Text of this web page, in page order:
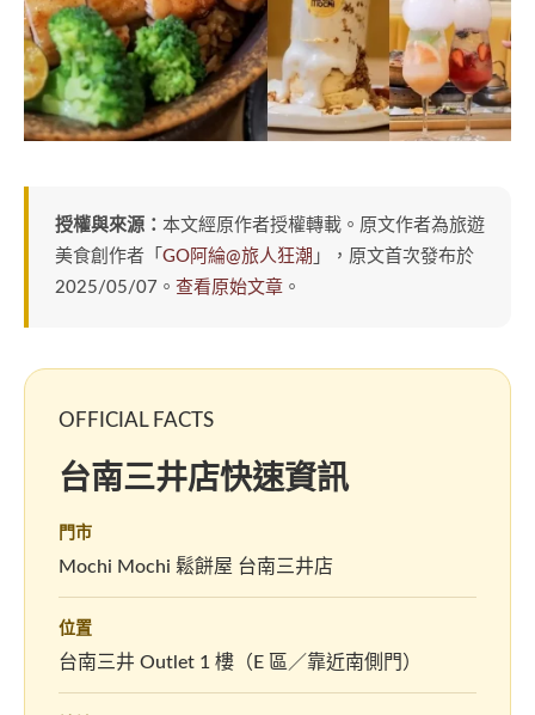
授權與來源： 本文經原作者授權轉載。原文作者為旅遊
美食創作者「 GO阿綸@旅人狂潮 」，原文首次發布於
2025/05/07。 查看原始文章 。
OFFICIAL FACTS
台南三井店快速資訊
門市
Mochi Mochi 鬆餅屋 台南三井店
位置
台南三井 Outlet 1 樓（E 區／靠近南側門）